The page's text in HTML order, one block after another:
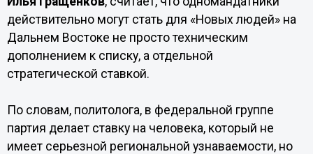
действительно могут стать для «Новых людей» на
Дальнем Востоке не просто техническим
дополнением к списку, а отдельной
стратегической ставкой.
По словам, политолога, в федеральной группе
партия делает ставку на человека, который не
имеет серьезной региональной узнаваемости, но